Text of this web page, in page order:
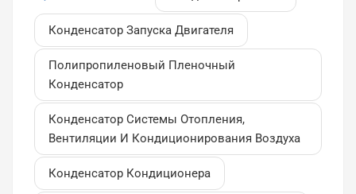
конденсатор двигателя CBB65 стало одним из
наиболее широко используемых решений для
кондиционеров, водяных насосов и систем
вентиляции. В этом блоге мы подробно
рассмотрим, что представляют собой
конденсаторы CBB65, почему они так
популярны и как выбрать подходящий для
вашего применения.Что такое пусковой
конденсатор для двигателя CBB65?
Конденсатор CBB65 — это пусковой
Конденсатор Запуска Двигателя
Полипропиленовый Пленочный
Конденсатор
Конденсатор Системы Отопления,
Вентиляции И Кондиционирования Воздуха
Конденсатор Кондиционера